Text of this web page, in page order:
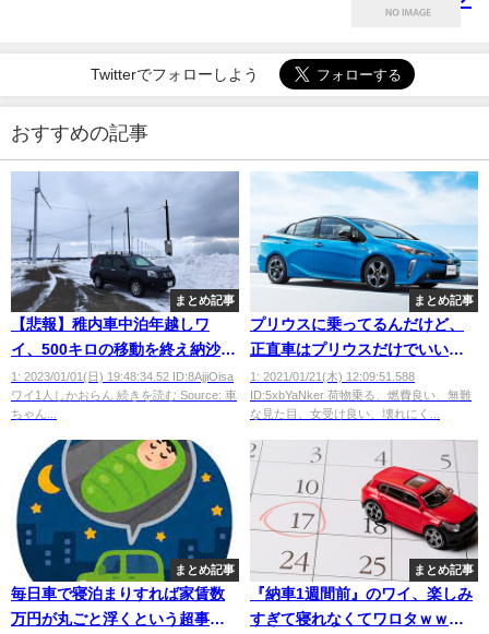
Twitterでフォローしよう
おすすめの記事
まとめ記事
【悲報】稚内車中泊年越しワ
イ、500キロの移動を終え納沙布
岬に到着
1: 2023/01/01(日) 19:48:34.52 ID:8AjjiOisa
ワイ1人しかおらん 続きを読む Source: 車
ちゃん...
まとめ記事
プリウスに乗ってるんだけど、
正直車はプリウスだけでいいと
思ってる
1: 2021/01/21(木) 12:09:51.588
ID:5xbYaNker 荷物乗る、燃費良い、無難
な見た目、女受け良い、壊れにく...
まとめ記事
毎日車で寝泊まりすれば家賃数
万円が丸ごと浮くという超事実
まとめ記事
『納車1週間前』のワイ、楽しみ
すぎて寝れなくてワロタｗｗｗ